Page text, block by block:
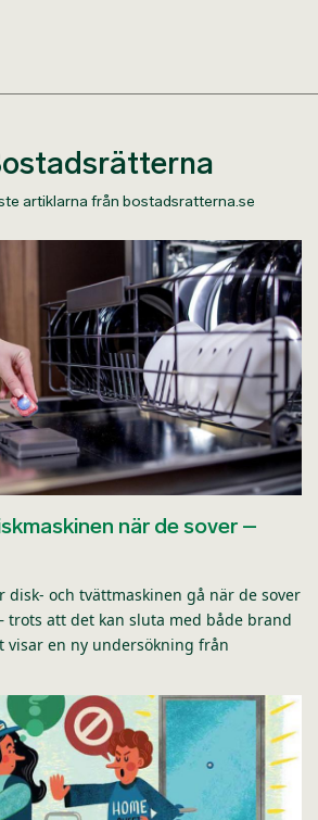
artiklarna från bostadsratterna.se
när de sover –
disk- och tvättmaskinen gå när de sover
trots att det kan sluta med både brand
visar en ny undersökning från